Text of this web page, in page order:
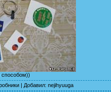
| Добавил: nejihyuuga